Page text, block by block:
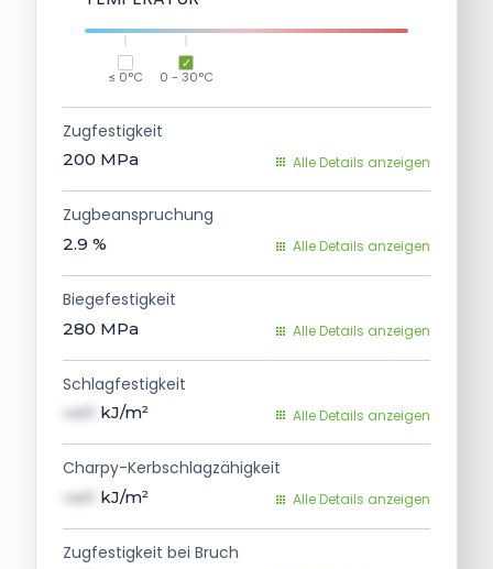
≤ 0°C 0 - 30°C
Zugfestigkeit
200 MPa Alle Details anzeigen
Zugbeanspruchung
2.9 % Alle Details anzeigen
Biegefestigkeit
280 MPa Alle Details anzeigen
Schlagfestigkeit
val1 kJ/m² Alle Details anzeigen
Charpy-Kerbschlagzähigkeit
val1 kJ/m² Alle Details anzeigen
Zugfestigkeit bei Bruch